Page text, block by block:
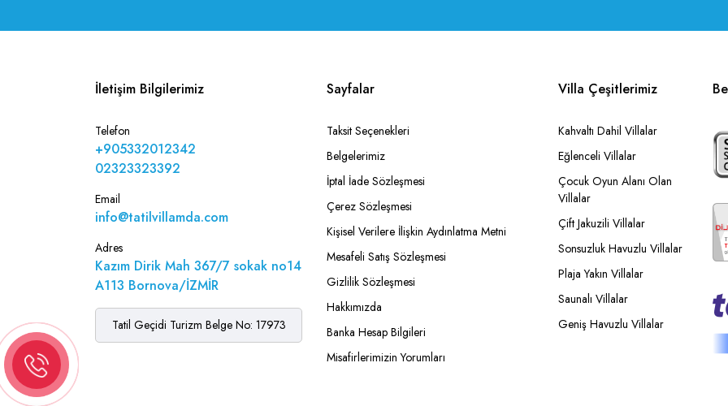
İletişim Bilgilerimiz
Telefon
+905332012342
02323323392
Email
info@tatilvillamda.com
Adres
Kazım Dirik Mah 367/7 sokak no14
A113 Bornova/İZMİR
Tatil Geçidi Turizm Belge No: 17973
Sayfalar
Taksit Seçenekleri
Belgelerimiz
İptal İade Sözleşmesi
Çerez Sözleşmesi
Kişisel Verilere İlişkin Aydınlatma Metni
Mesafeli Satış Sözleşmesi
Gizlilik Sözleşmesi
Hakkımızda
Banka Hesap Bilgileri
Misafirlerimizin Yorumları
Villa Çeşitlerimiz
Kahvaltı Dahil Villalar
Eğlenceli Villalar
Çocuk Oyun Alanı Olan
Villalar
Çift Jakuzili Villalar
Sonsuzluk Havuzlu Villalar
Plaja Yakın Villalar
Saunalı Villalar
Geniş Havuzlu Villalar